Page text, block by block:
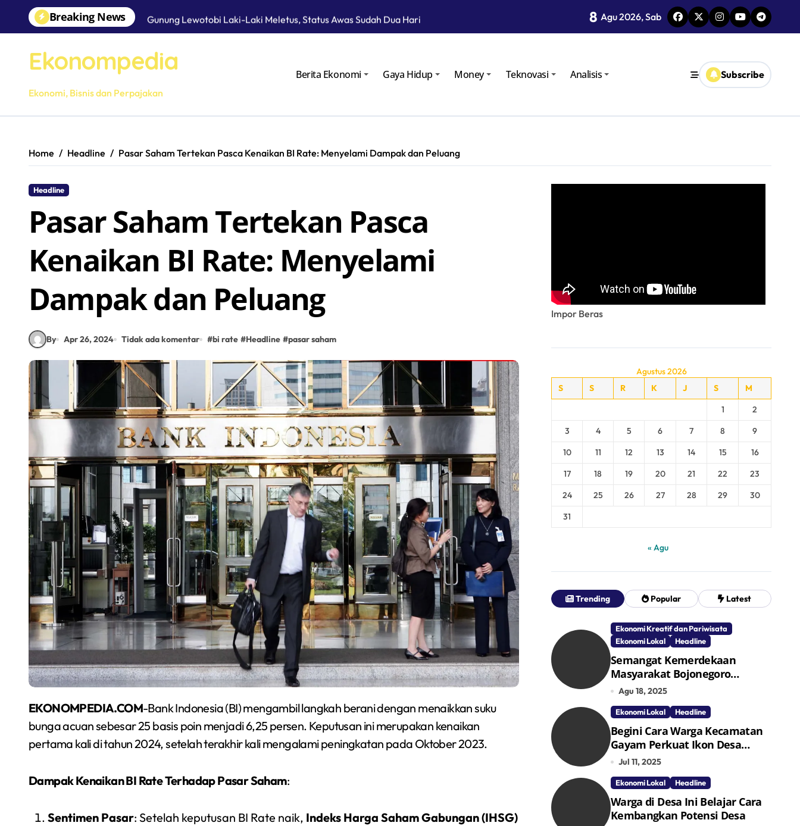
content
Breaking News
Gunung Lewotobi Laki-Laki Meletus, Status Awas Sudah Dua Hari
Jelang Lebaran, Tim Gabungan Gelar Ramp Check Kendaraan Angkutan Umum di Bojonegoro
Komisaris Utama PEPC Tinjau Langsung Operasional Lapangan Gas Jambaran Tiung Biru
8 Agu 2026, Sab
Ekonompedia
Ekonomi, Bisnis dan Perpajakan
Berita Ekonomi Gaya Hidup Money Teknovasi Analisis Subscribe
Home Headline Pasar Saham Tertekan Pasca Kenaikan BI Rate: Menyelami Dampak dan Peluang
Headline
Pasar Saham Tertekan Pasca
Kenaikan BI Rate: Menyelami
Dampak dan Peluang
By Apr 26, 2024 Tidak ada komentar #bi rate #Headline #pasar saham
EKONOMPEDIA.COM-Bank Indonesia (BI) mengambil langkah berani dengan menaikkan suku
bunga acuan sebesar 25 basis poin menjadi 6,25 persen. Keputusan ini merupakan kenaikan
pertama kali di tahun 2024, setelah terakhir kali mengalami peningkatan pada Oktober 2023.
Dampak Kenaikan BI Rate Terhadap Pasar Saham:
Sentimen Pasar: Setelah keputusan BI Rate naik, Indeks Harga Saham Gabungan (IHSG)
Impor Beras
Agustus 2026
S
S R K J S
M
1
2
3
4 5 6 7 8
9
10
11 12 13 14 15
16
17
18 19 20 21 22
23
24
25 26 27 28 29
30
31
« Agu
Trending Popular Latest
Ekonomi Kreatif dan Pariwisata
Ekonomi Lokal
Headline
Semangat Kemerdekaan
Masyarakat Bojonegoro
Bangun Desa Mandiri Ekonomi
Agu 18, 2025
Ekonomi Lokal Headline
Begini Cara Warga Kecamatan
Gayam Perkuat Ikon Desa
Penggerak Ekonomi Lokal
Jul 11, 2025
Ekonomi Lokal Headline
Warga di Desa Ini Belajar Cara
Kembangkan Potensi Desa